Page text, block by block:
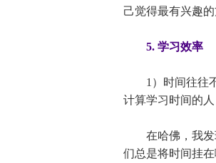
己觉得最有兴趣
5. 学习效率
1）时间往往不
计算学习时间的
在哈佛，我发
们总是将时间挂在